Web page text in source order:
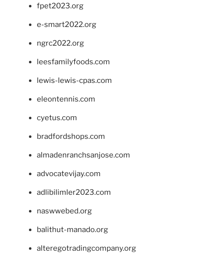
fpet2023.org
e-smart2022.org
ngrc2022.org
leesfamilyfoods.com
lewis-lewis-cpas.com
eleontennis.com
cyetus.com
bradfordshops.com
almadenranchsanjose.com
advocatevijay.com
adlibilimler2023.com
naswwebed.org
balithut-manado.org
alteregotradingcompany.org